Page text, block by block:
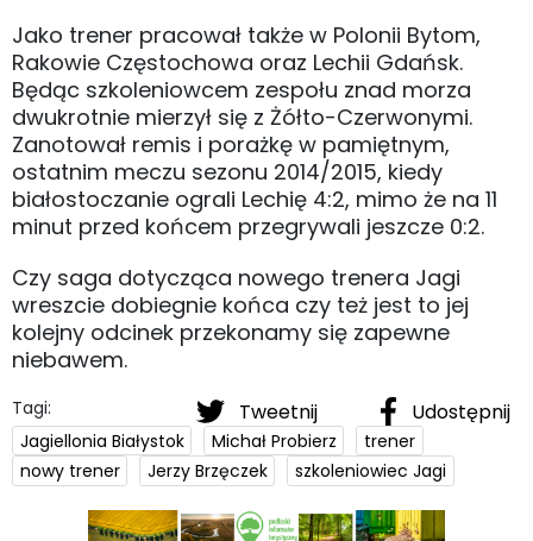
Jako trener pracował także w Polonii Bytom,
Rakowie Częstochowa oraz Lechii Gdańsk.
Będąc szkoleniowcem zespołu znad morza
dwukrotnie mierzył się z Żółto-Czerwonymi.
Zanotował remis i porażkę w pamiętnym,
ostatnim meczu sezonu 2014/2015, kiedy
białostoczanie ograli Lechię 4:2, mimo że na 11
minut przed końcem przegrywali jeszcze 0:2.
Czy saga dotycząca nowego trenera Jagi
wreszcie dobiegnie końca czy też jest to jej
kolejny odcinek przekonamy się zapewne
niebawem.
Tweetnij Udostępnij
Tagi:
Jagiellonia Białystok
Michał Probierz
trener
nowy trener
Jerzy Brzęczek szkoleniowiec Jagi